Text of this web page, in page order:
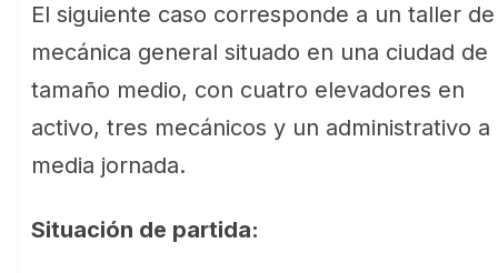
El siguiente caso corresponde a un taller de
mecánica general situado en una ciudad de
tamaño medio, con cuatro elevadores en
activo, tres mecánicos y un administrativo a
media jornada.
Situación de partida: